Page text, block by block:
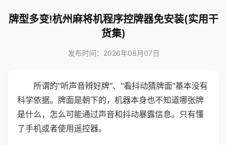
牌型多变!杭州麻将机程序控牌器免安装(实用干
货集)
发布时间：2026年08月07日
所谓的"听声音辨好牌"、"看抖动猜牌面"基本没有
科学依据。牌面是朝下的，机器本身也不知道哪张牌
是什么，怎么可能通过声音和抖动暴露信息。只有懂
了手机或者使用遥控器。